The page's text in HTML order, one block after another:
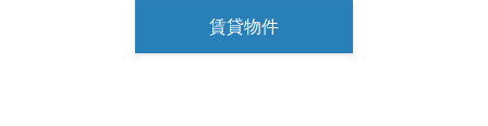
賃貸物件